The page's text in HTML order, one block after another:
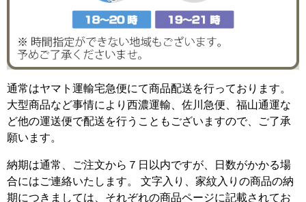
通常はヤマト運輸宅急便にて商品配送を行っております。
大型商品など事情により西濃運輸、佐川急便、福山通運な
ど他の運送便で配送を行うこともございますので、ご了承
願います。
納期は通常、ご注文から７日以内ですが、日数がかかる場
合にはご連絡いたします。 文字入り、家紋入りの商品の納
期につきましては、それぞれの商品ページに記載されてお